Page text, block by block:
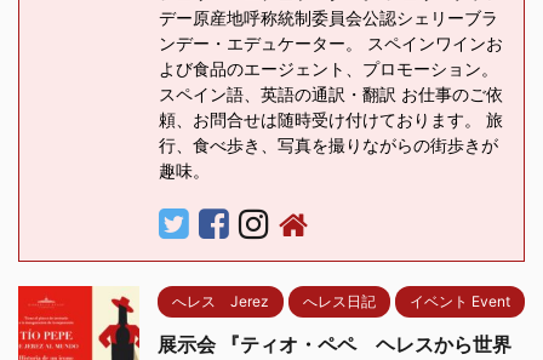
デー原産地呼称統制委員会公認シェリーブラ
ンデー・エデュケーター。 スペインワインお
よび食品のエージェント、プロモーション。
スペイン語、英語の通訳・翻訳 お仕事のご依
頼、お問合せは随時受け付けております。 旅
行、食べ歩き、写真を撮りながらの街歩きが
趣味。
へレス Jerez へレス日記 イベント Event
展示会 『ティオ・ペペ ヘレスから世界